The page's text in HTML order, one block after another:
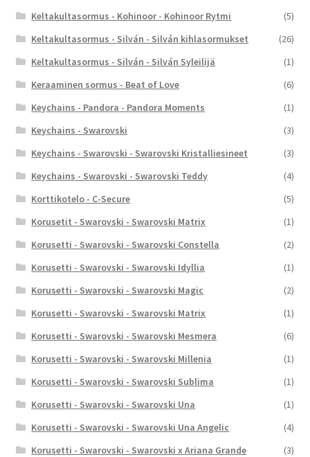
Keltakultasormus - Kohinoor - Kohinoor Rytmi
(5)
Keltakultasormus - Silván - Silván kihlasormukset
(26)
Keltakultasormus - Silván - Silván Syleilijä
(1)
Keraaminen sormus - Beat of Love
(6)
Keychains - Pandora - Pandora Moments
(1)
Keychains - Swarovski
(3)
Keychains - Swarovski - Swarovski Kristalliesineet
(3)
Keychains - Swarovski - Swarovski Teddy
(4)
Korttikotelo - C-Secure
(5)
Korusetit - Swarovski - Swarovski Matrix
(1)
Korusetti - Swarovski - Swarovski Constella
(2)
Korusetti - Swarovski - Swarovski Idyllia
(1)
Korusetti - Swarovski - Swarovski Magic
(2)
Korusetti - Swarovski - Swarovski Matrix
(1)
Korusetti - Swarovski - Swarovski Mesmera
(6)
Korusetti - Swarovski - Swarovski Millenia
(1)
Korusetti - Swarovski - Swarovski Sublima
(1)
Korusetti - Swarovski - Swarovski Una
(1)
Korusetti - Swarovski - Swarovski Una Angelic
(4)
Korusetti - Swarovski - Swarovski x Ariana Grande
(3)